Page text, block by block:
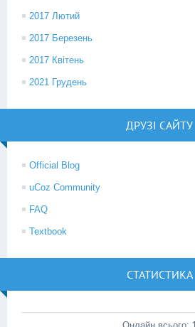
2017 Лютий
2017 Березень
2017 Квітень
2021 Грудень
ДРУЗІ САЙТУ
Official Blog
uCoz Community
FAQ
Textbook
СТАТИСТИКА